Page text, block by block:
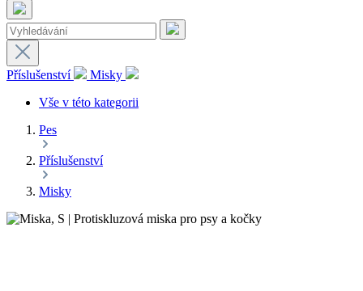
Příslušenství
Misky
Vše v této kategorii
Pes
Příslušenství
Misky